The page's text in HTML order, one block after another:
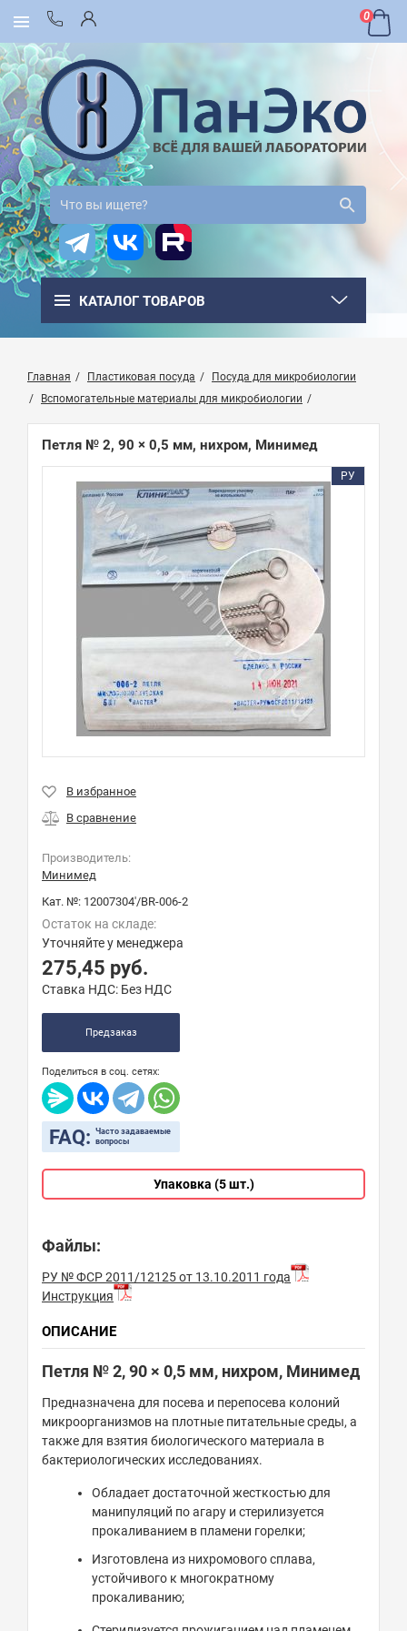
0
КАТАЛОГ ТОВАРОВ
Главная Пластиковая посуда
Посуда для микробиологии
Вспомогательные материалы для микробиологии
Петля № 2, 90 × 0,5 мм, нихром, Минимед
РУ
Производитель:
Минимед
Кат. №: 12007304'/BR-006-2
Остаток на складе:
Уточняйте у менеджера
275,45 руб.
Ставка НДС: Без НДС
Предзаказ
Поделиться в соц. сетях:
FAQ: Часто задаваемые
вопросы
Упаковка (5 шт.)
Файлы:
РУ № ФСР 2011/12125 от 13.10.2011 года
Инструкция
ОПИСАНИЕ
Петля № 2, 90 × 0,5 мм, нихром, Минимед
Предназначена для посева и перепосева колоний
микроорганизмов на плотные питательные среды, а
также для взятия биологического материала в
бактериологических исследованиях.
Обладает достаточной жесткостью для
манипуляций по агару и стерилизуется
прокаливанием в пламени горелки;
Изготовлена из нихромового сплава,
устойчивого к многократному
прокаливанию;